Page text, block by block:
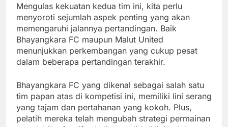
Mengulas kekuatan kedua tim ini, kita perlu
menyoroti sejumlah aspek penting yang akan
memengaruhi jalannya pertandingan. Baik
Bhayangkara FC maupun Malut United
menunjukkan perkembangan yang cukup pesat
dalam beberapa pertandingan terakhir.
Bhayangkara FC yang dikenal sebagai salah satu
tim papan atas di kompetisi ini, memiliki lini serang
yang tajam dan pertahanan yang kokoh. Plus,
pelatih mereka telah mengubah strategi permainan